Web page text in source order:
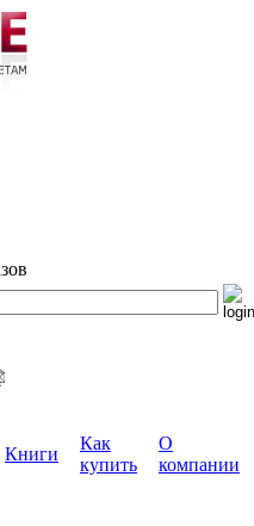
Книги
Как
купить
О
компании